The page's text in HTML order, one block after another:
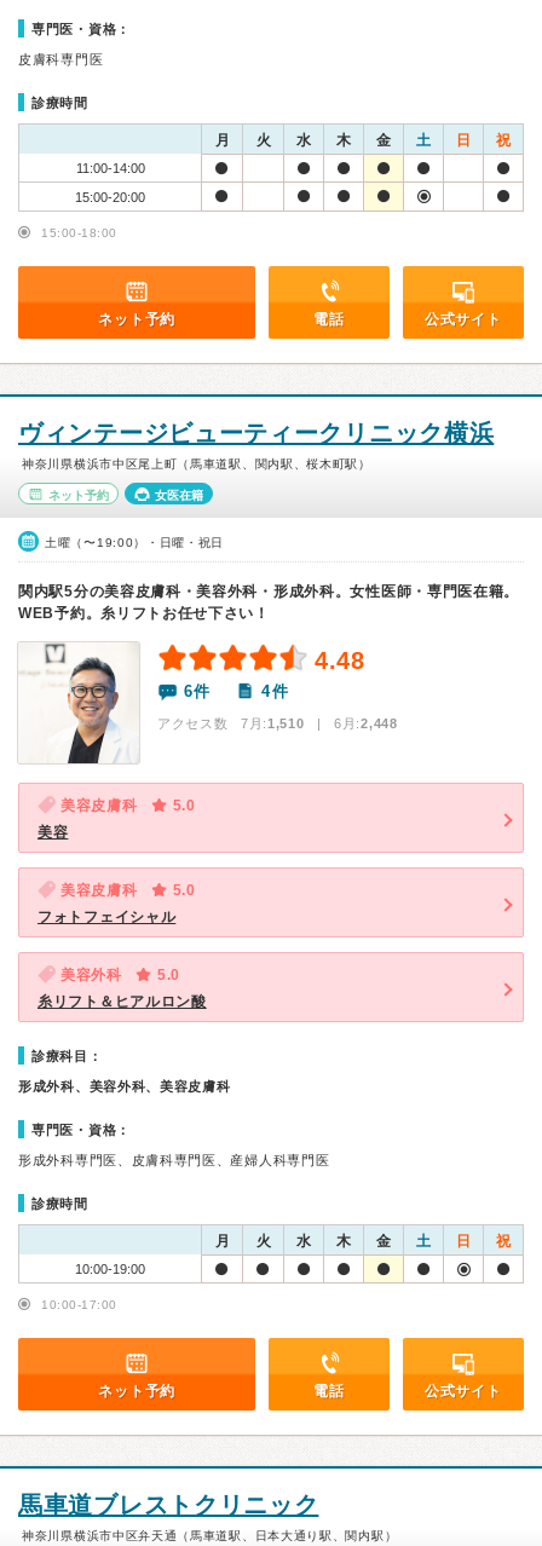
専門医・資格：
皮膚科専門医
診療時間
月 火 水 木 金 土 日 祝
11:00-14:00
15:00-20:00
15:00-18:00
ネット予約 電話 公式サイト
ヴィンテージビューティークリニック横浜
神奈川県横浜市中区尾上町（馬車道駅、関内駅、桜木町駅）
ネット予約 女医在籍
土曜（〜19:00）・日曜・祝日
関内駅5分の美容皮膚科・美容外科・形成外科。女性医師・専門医在籍。
WEB予約。糸リフトお任せ下さい！
4.48
6件 4件
アクセス数 7月:1,510 | 6月:2,448
美容皮膚科
5.0
美容
美容皮膚科
5.0
フォトフェイシャル
美容外科
5.0
糸リフト＆ヒアルロン酸
診療科目：
形成外科、美容外科、美容皮膚科
専門医・資格：
形成外科専門医、皮膚科専門医、産婦人科専門医
診療時間
月 火 水 木 金 土 日 祝
10:00-19:00
10:00-17:00
ネット予約 電話 公式サイト
馬車道ブレストクリニック
神奈川県横浜市中区弁天通（馬車道駅、日本大通り駅、関内駅）